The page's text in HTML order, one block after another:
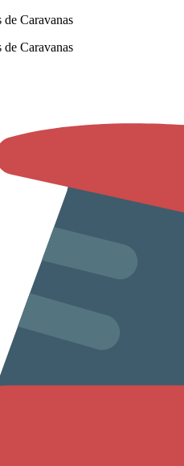
Caravanas
Caravanas